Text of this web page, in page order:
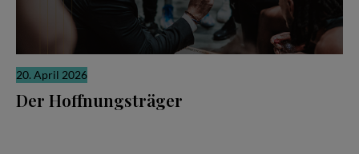
20. April 2026
Der Hoffnungsträger